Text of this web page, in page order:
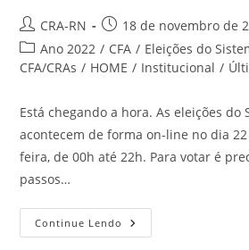
Autor
do
post:
CRA-RN
Post
publicado:
18 de novembro de
Categoria
do
Ano 2022 / CFA / Eleições do
CFA/CRAs / HOME / Institucional /
Está chegando a hora. As eleições do
acontecem de forma on-line no dia
feira, de 00h até 22h. Para votar é
passos…
Continue Lendo Saiba
O